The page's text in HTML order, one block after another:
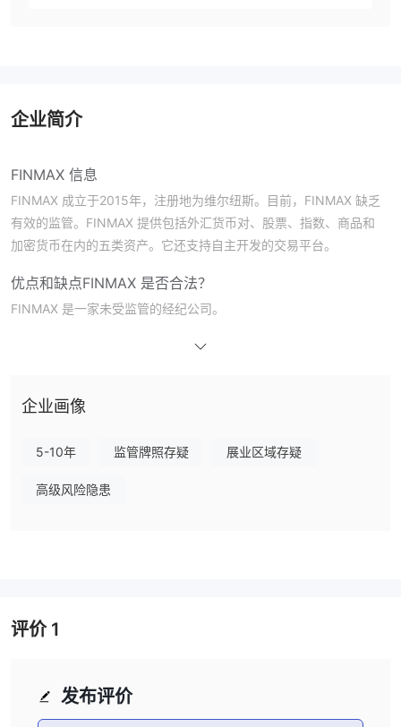
企业简介
FINMAX 信息
FINMAX 成立于2015年，注册地为维尔纽斯。目前，FINMAX 缺乏
有效的监管。FINMAX 提供包括外汇货币对、股票、指数、商品和
加密货币在内的五类资产。它还支持自主开发的交易平台。
优点和缺点FINMAX 是否合法？
FINMAX 是一家未受监管的经纪公司。
的五类资产。
Finmax 提供与加密货币资产（BTC、LTC、ETH、瑞波币）进行交
公司将视一定时间内未进行交易的账户为不活跃账户。这些休眠的账
交易平台
企业画像
5-10年 监管牌照存疑 展业区域存疑
高级风险隐患
发布评价
评价1